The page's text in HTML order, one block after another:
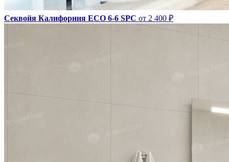
Секвойя Калифорния ЕСО 6-6 SPC от 2 400 ₽